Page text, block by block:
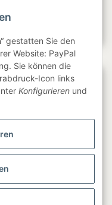
gestatten Sie den
Website: PayPal
Sie können die
Icon links
Konfigurieren und